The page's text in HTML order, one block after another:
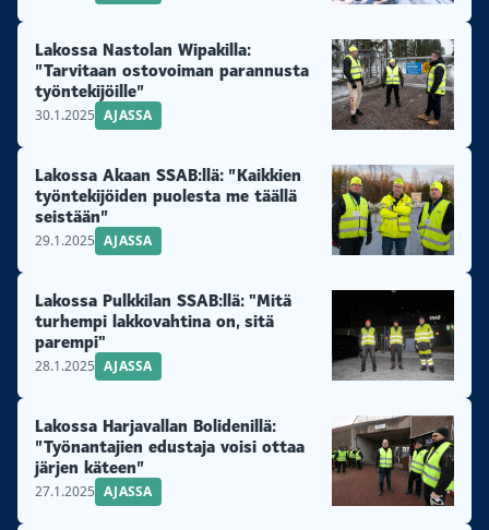
Lakossa Nastolan Wipakilla:
”Tarvitaan ostovoiman parannusta
työntekijöille”
30.1.2025 AJASSA
Lakossa Akaan SSAB:llä: ”Kaikkien
työntekijöiden puolesta me täällä
seistään”
29.1.2025 AJASSA
Lakossa Pulkkilan SSAB:llä: "Mitä
turhempi lakkovahtina on, sitä
parempi"
28.1.2025 AJASSA
Lakossa Harjavallan Bolidenillä:
”Työnantajien edustaja voisi ottaa
järjen käteen”
27.1.2025 AJASSA